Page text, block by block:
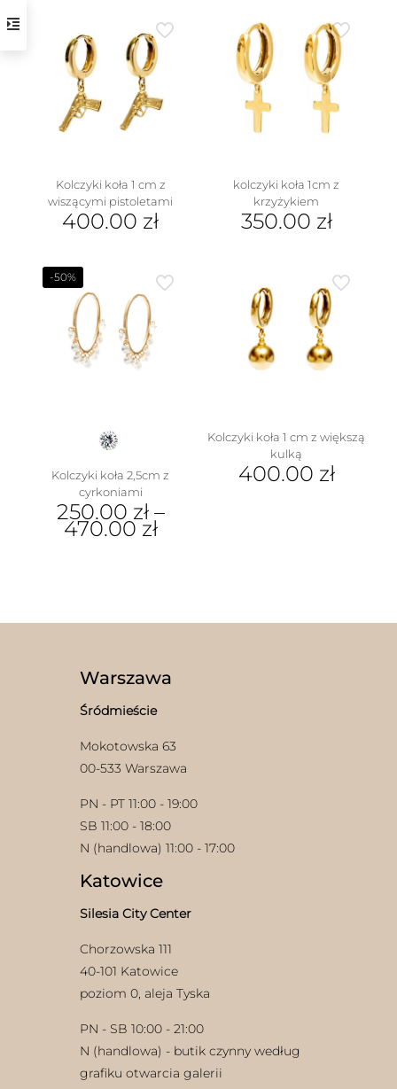
wariantów.
Opcje
można
wybrać
stronie
Kolczyki koła 1 cm z
wiszącymi pistoletami
400.00 zł
kolczyki koła 1cm z
krzyżykiem
350.00 zł
-50%
Kolczyki koła 2,5cm z
cyrkoniami
250.00 zł–
470.00 zł
na
stronie
produktu
Kolczyki koła 1 cm z większą
kulką
400.00 zł
Warszawa
Śródmieście
Mokotowska 63
00-533 Warszawa
PN - PT 11:00 - 19:00
SB 11:00 - 18:00
N (handlowa) 11:00 - 17:00
Katowice
Silesia City Center
Chorzowska 111
40-101 Katowice
poziom 0, aleja Tyska
PN - SB 10:00 - 21:00
N (handlowa) - butik czynny według
grafiku otwarcia galerii